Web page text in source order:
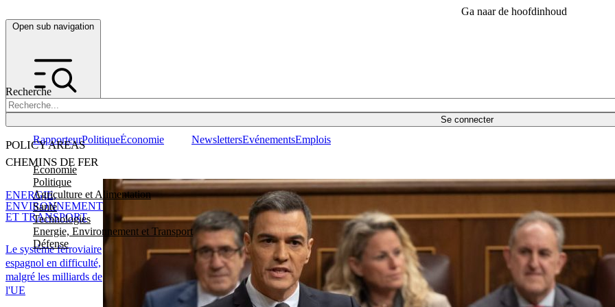
Ga naar de hoofdinhoud
Open sub navigation
Recherche
Se connecter
POLICY AREAS
Economie
Politique
Agriculture et Alimentation
Santé
Technologies
Energie, Environnement et Transport
Défense
RapporteurPolitiqueÉconomie NewslettersEvénementsEmplois
CHEMINS DE FER
Le système ferroviaire
espagnol en difficulté,
malgré les milliards de
l'UE
ENERGIE,
ENVIRONNEMENT
ET TRANSPORT